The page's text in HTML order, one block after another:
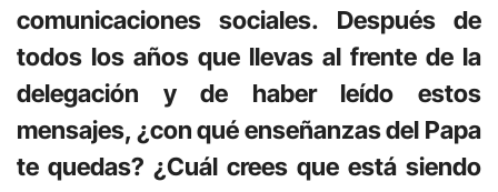
comunicaciones sociales. Después de
todos los años que llevas al frente de la
delegación y de haber leído estos
mensajes, ¿con qué enseñanzas del Papa
te quedas? ¿Cuál crees que está siendo